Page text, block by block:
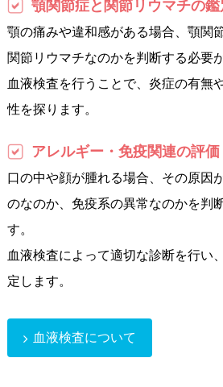
顎関節症と関節リウマチの鑑
顎の痛みや違和感がある場合、顎関
関節リウマチなのかを判断する必要
血液検査を行うことで、炎症の有無
性を探ります。
アレルギー・免疫関連の評価
口の中や顔が腫れる場合、その原因
のなのか、免疫系の異常なのかを判
す。
血液検査によって適切な診断を行い
定します。
血液検査について